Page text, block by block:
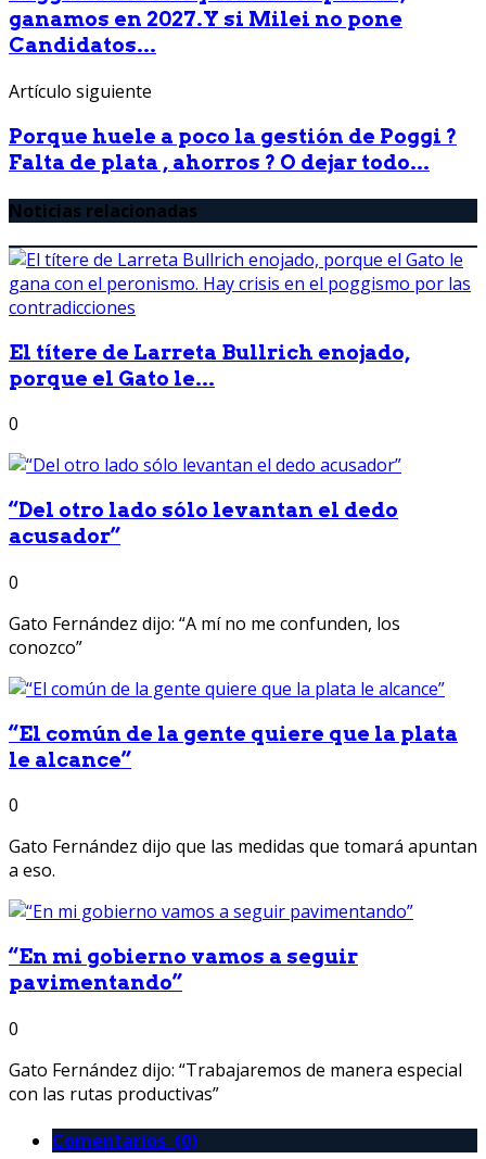
ganamos en 2027.Y si Milei no pone
Candidatos...
Artículo siguiente
Porque huele a poco la gestión de Poggi ?
Falta de plata , ahorros ? O dejar todo...
Noticias relacionadas
El títere de Larreta Bullrich enojado,
porque el Gato le...
0
“Del otro lado sólo levantan el dedo
acusador”
0
Gato Fernández dijo: “A mí no me confunden, los
conozco”
“El común de la gente quiere que la plata
le alcance”
0
Gato Fernández dijo que las medidas que tomará apuntan
a eso.
“En mi gobierno vamos a seguir
pavimentando”
0
Gato Fernández dijo: “Trabajaremos de manera especial
con las rutas productivas”
Comentarios (0)